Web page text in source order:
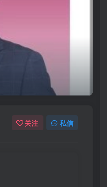
关注 私信